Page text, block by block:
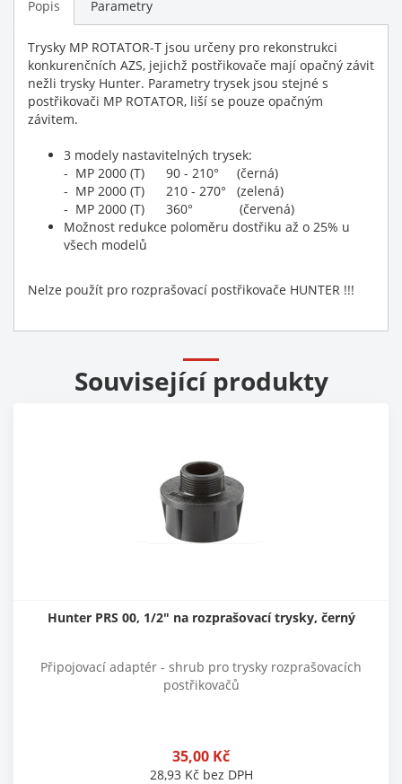
Popis Parametry
Trysky MP ROTATOR-T jsou určeny pro rekonstrukci
konkurenčních AZS, jejichž postřikovače mají opačný závit
nežli trysky Hunter. Parametry trysek jsou stejné s
postřikovači MP ROTATOR, liší se pouze opačným
závitem.
3 modely nastavitelných trysek:
- MP 2000 (T) 90 - 210° (černá)
- MP 2000 (T) 210 - 270° (zelená)
- MP 2000 (T) 360° (červená)
Možnost redukce poloměru dostřiku až o 25% u
všech modelů
Nelze použít pro rozprašovací postřikovače HUNTER !!!
Související produkty
Hunter PRS 00, 1/2" na rozprašovací trysky, černý
Připojovací adaptér - shrub pro trysky rozprašovacích
postřikovačů
35,00 Kč
28,93 Kč bez DPH